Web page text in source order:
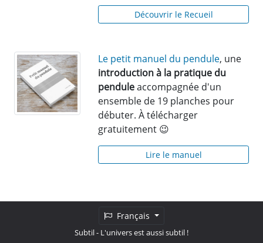
Découvrir le Recueil
Le petit manuel du pendule, une
introduction à la pratique du
penduleaccompagnée d'un
ensemble de 19 planches pour
débuter. À télécharger
gratuitement 😉
Lire le manuel
Français
Subtil- L'univers est aussi subtil !